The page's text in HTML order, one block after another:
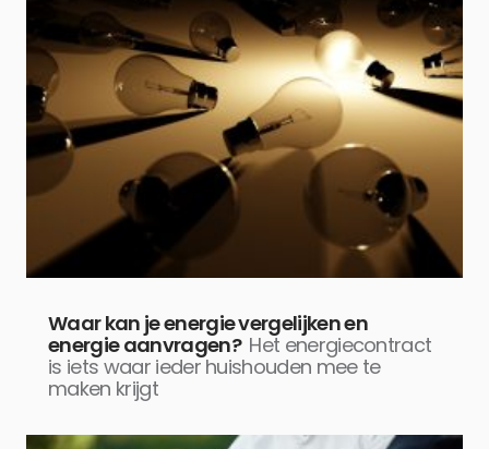
Waar kan je energie vergelijken en
energie aanvragen? Het energiecontract
is iets waar ieder huishouden mee te
maken krijgt